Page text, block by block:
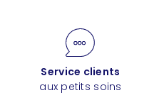
Service clients
aux petits soins